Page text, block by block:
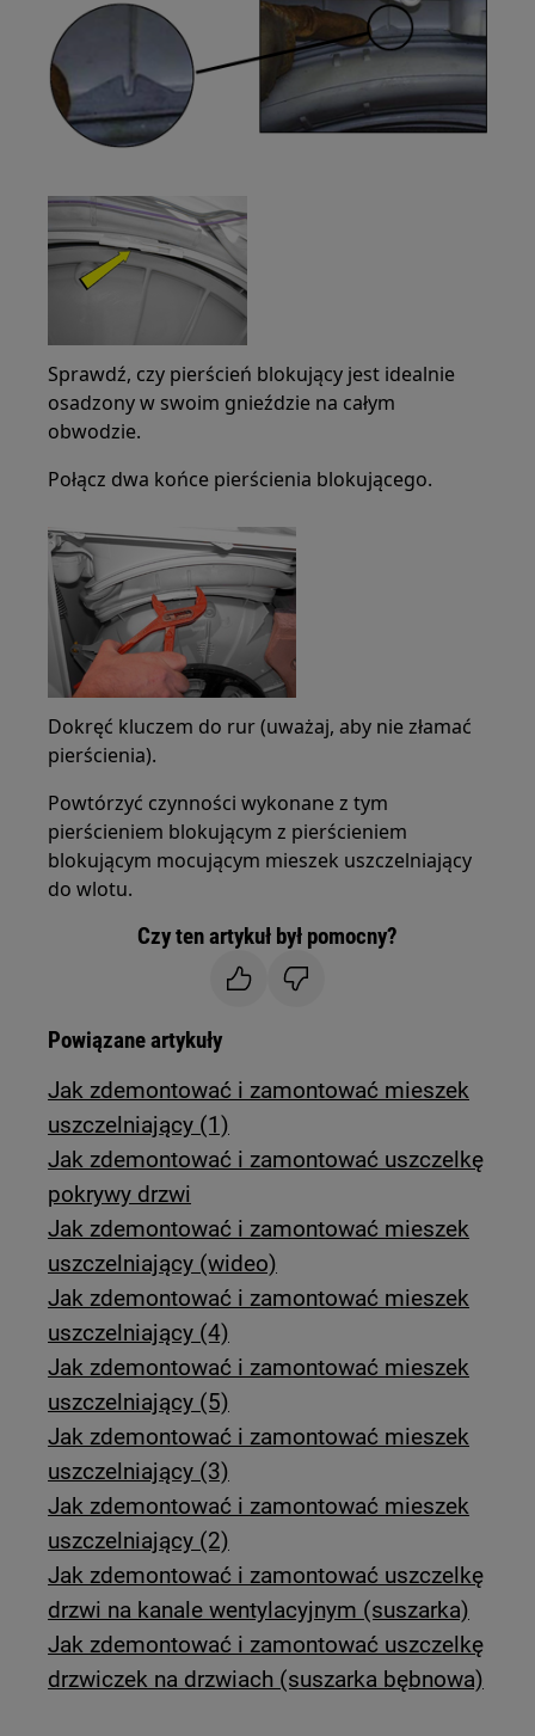
Sprawdź, czy pierścień blokujący jest idealnie
osadzony w swoim gnieździe na całym
obwodzie.
Połącz dwa końce pierścienia blokującego.
Dokręć kluczem do rur (uważaj, aby nie złamać
pierścienia).
Powtórzyć czynności wykonane z tym
pierścieniem blokującym z pierścieniem
blokującym mocującym mieszek uszczelniający
do wlotu.
Czy ten artykuł był pomocny?
Powiązane artykuły
Jak zdemontować i zamontować mieszek
uszczelniający (1)
Jak zdemontować i zamontować uszczelkę
pokrywy drzwi
Jak zdemontować i zamontować mieszek
uszczelniający (wideo)
Jak zdemontować i zamontować mieszek
uszczelniający (4)
Jak zdemontować i zamontować mieszek
uszczelniający (5)
Jak zdemontować i zamontować mieszek
uszczelniający (3)
Jak zdemontować i zamontować mieszek
uszczelniający (2)
Jak zdemontować i zamontować uszczelkę
drzwi na kanale wentylacyjnym (suszarka)
Jak zdemontować i zamontować uszczelkę
drzwiczek na drzwiach (suszarka bębnowa)